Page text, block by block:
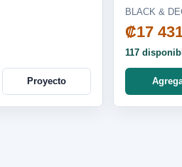
Proyecto
Fusion
BL1650-
BLACK &
₡17
117